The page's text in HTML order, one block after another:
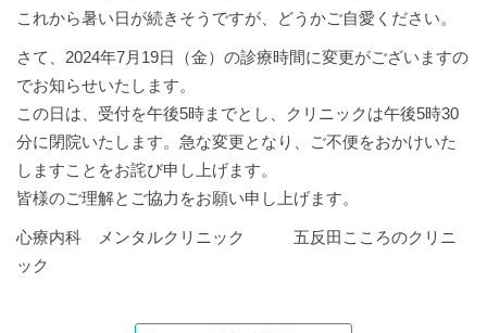
これから暑い日が続きそうですが、どうかご自愛ください。
さて、2024年7月19日（金）の診療時間に変更がございますの
でお知らせいたします。
この日は、受付を午後5時までとし、クリニックは午後5時30
分に閉院いたします。急な変更となり、ご不便をおかけいた
しますことをお詫び申し上げます。
皆様のご理解とご協力をお願い申し上げます。
心療内科 メンタルクリニック 五反田こころのクリニ
ック